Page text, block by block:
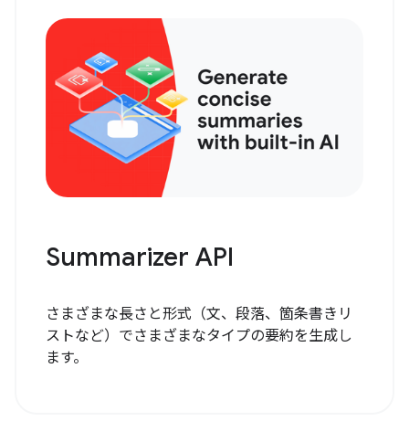
Summarizer API
さまざまな長さと形式（文、段落、箇条書きリ
ストなど）でさまざまなタイプの要約を生成し
ます。